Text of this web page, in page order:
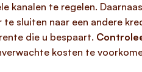
kanalen te regelen.
sluiten naar een andere
die u bespaart.
kosten te